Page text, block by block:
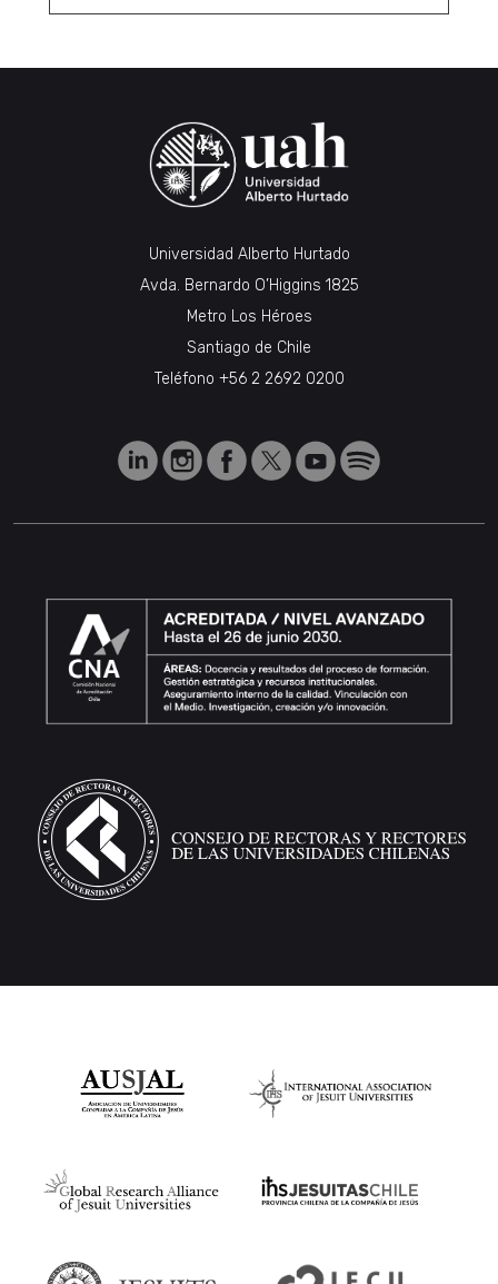
Universidad Alberto Hurtado
Avda. Bernardo O’Higgins 1825
Metro Los Héroes
Santiago de Chile
Teléfono +56 2 2692 0200